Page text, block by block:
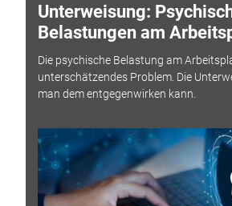
Unterweisung:
Belastungen am
Die psychische Belastung am
unterschätzendes Problem. Die
man dem entgegenwirken kann.